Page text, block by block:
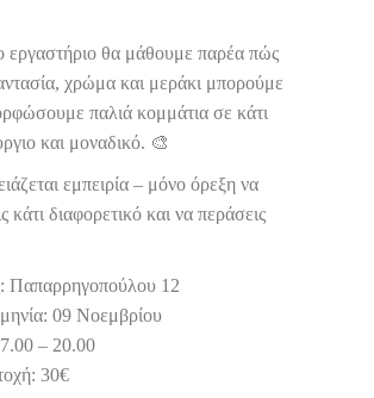
εργαστήριο θα μάθουμε παρέα πώς
χρώμα και μεράκι μπορούμε
παλιά κομμάτια σε κάτι
και μοναδικό. 🎨
εμπειρία – μόνο όρεξη να
κάτι διαφορετικό και να περάσεις
Παπαρρηγοπούλου 12
09 Νοεμβρίου
– 20.00
30€